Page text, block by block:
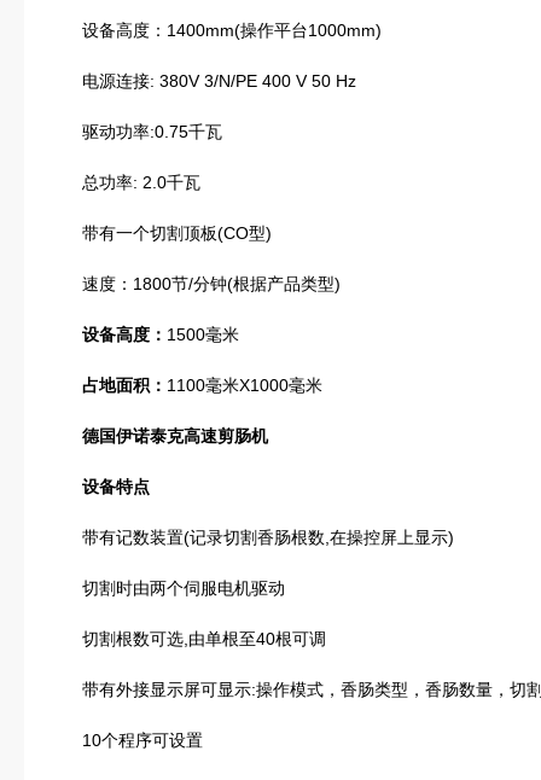
设备高度：1400mm(操作平台1000mm)
电源连接: 380V 3/N/PE 400 V 50 Hz
驱动功率:0.75千瓦
总功率: 2.0千瓦
带有一个切割顶板(CO型)
速度：1800节/分钟(根据产品类型)
设备高度： 1500毫米
占地面积： 1100毫米X1000毫米
德国伊诺泰克高速剪肠机
设备特点
带有记数装置(记录切割香肠根数,在操控屏上显示)
切割时由两个伺服电机驱动
切割根数可选,由单根至40根可调
带有外接显示屏可显示:操作模式，香肠类型，香肠数量，切
10个程序可设置